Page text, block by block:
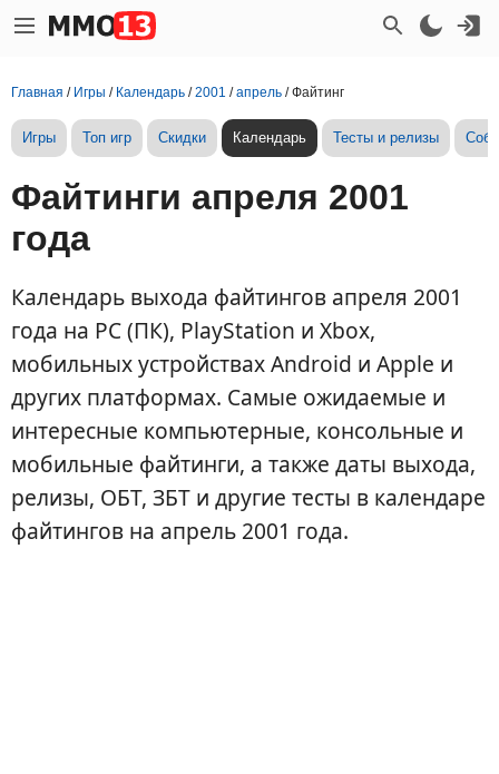
Главная / Игры / Календарь /2001 /апрель /Файтинг
Игры Топ игр Скидки Календарь Тесты и релизы
Файтинги апреля 2001
года
Календарь выхода файтингов апреля 2001
года на PC (ПК), PlayStation и Xbox,
мобильных устройствах Android и Apple и
других платформах. Самые ожидаемые и
интересные компьютерные, консольные и
мобильные файтинги, а также даты выхода,
релизы, ОБТ, ЗБТ и другие тесты в календаре
файтингов на апрель 2001 года.